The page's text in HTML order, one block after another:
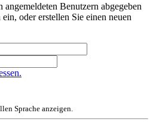
Benutzern abgegeben
oder erstellen Sie einen neuen
Sprache anzeigen.